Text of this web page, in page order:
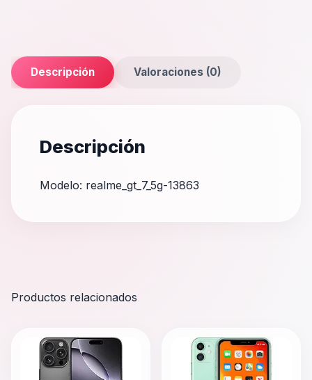
Descripción Valoraciones (0)
Descripción
Modelo: realme_gt_7_5g-13863
Productos relacionados